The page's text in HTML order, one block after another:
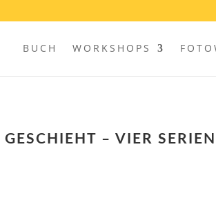
BUCH WORKSHOPS
– VIER